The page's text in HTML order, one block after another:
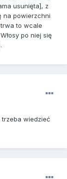
usunięta], z
na powierzchni
to wcale
po niej się
wiedzieć